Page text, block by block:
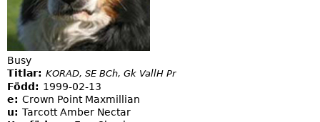
Busy
Titlar: KORAD, SE BCh, Gk VallH Pr
Född: 1999-02-13
e: Crown Point Maxmillian
u: Tarcott Amber Nectar